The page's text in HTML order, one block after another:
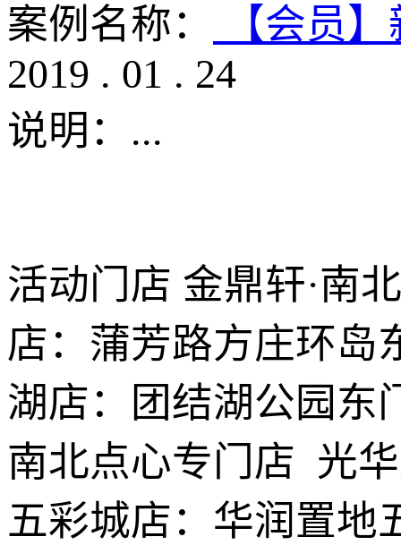
案例名称：
【会员
2019 . 01 . 24
说明： ...
活动门店 金鼎轩·南
店：蒲芳路方庄环岛
湖店：团结湖公园东
南北点心专门店 光
五彩城店：华润置地